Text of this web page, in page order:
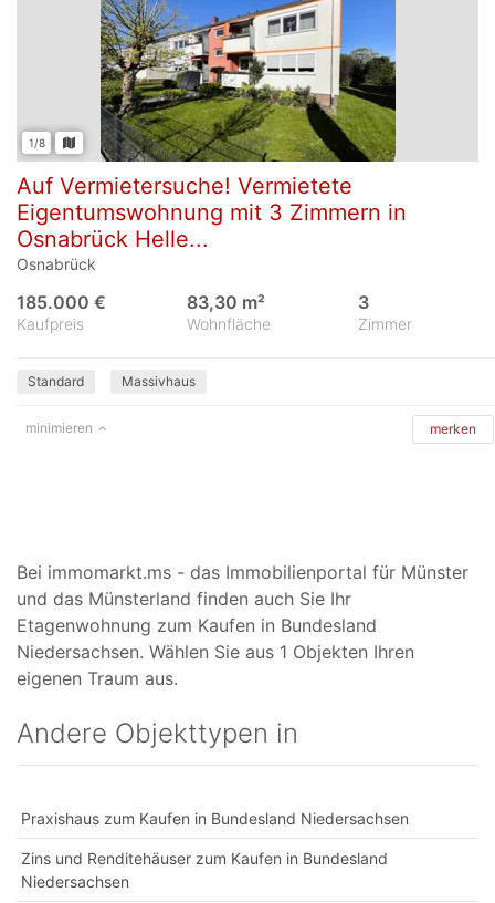
1/8
Auf Vermietersuche! Vermietete
Eigentumswohnung mit 3 Zimmern in
Osnabrück Helle...
Osnabrück
Kaufpreis
185.000 €
Wohnfläche
83,30 m²
Zimmer
3
Standard Massivhaus
minimieren merken
Bei immomarkt.ms - das Immobilienportal für Münster
und das Münsterland finden auch Sie Ihr
Etagenwohnung zum Kaufen in Bundesland
Niedersachsen. Wählen Sie aus 1 Objekten Ihren
eigenen Traum aus.
Andere Objekttypen in
Praxishaus zum Kaufen in Bundesland Niedersachsen
Zins und Renditehäuser zum Kaufen in Bundesland
Niedersachsen